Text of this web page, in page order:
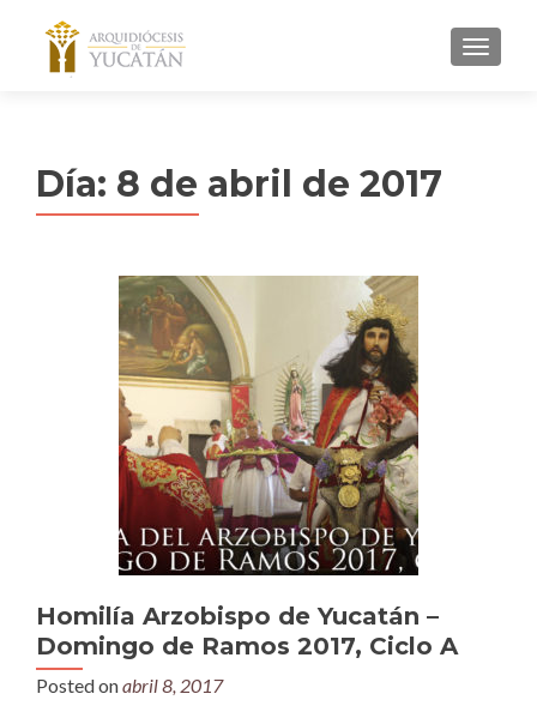
MENU
Día: 8 de abril de 2017
Homilía Arzobispo de Yucatán –
Domingo de Ramos 2017, Ciclo A
Posted onabril 8, 2017